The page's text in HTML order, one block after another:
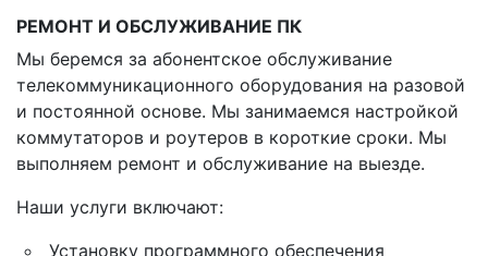
РЕМОНТ И ОБСЛУЖИВАНИЕ ПК
Мы беремся за абонентское обслуживание
телекоммуникационного оборудования на разовой
и постоянной основе. Мы занимаемся настройкой
коммутаторов и роутеров в короткие сроки. Мы
выполняем ремонт и обслуживание на выезде.
Наши услуги включают:
Установку программного обеспечения